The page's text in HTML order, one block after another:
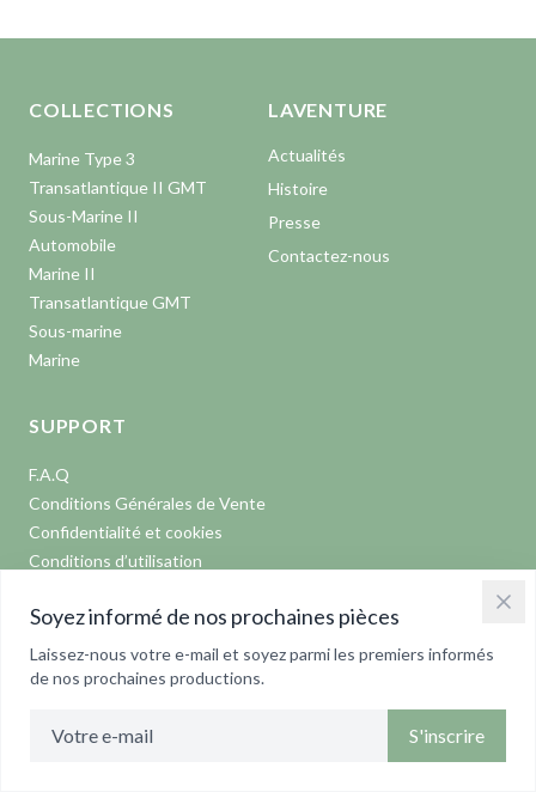
COLLECTIONS
Marine Type 3
Transatlantique II GMT
Sous-Marine II
Automobile
Marine II
Transatlantique GMT
Sous-marine
Marine
LAVENTURE
Actualités
Histoire
Presse
Contactez-nous
SUPPORT
F.A.Q
Conditions Générales de Vente
Confidentialité et cookies
Conditions d’utilisation
Facebook
Instagram
Soyez informé de nos prochaines pièces
Laissez-nous votre e-mail et soyez parmi les premiers informés
de nos prochaines productions.
S'inscrire